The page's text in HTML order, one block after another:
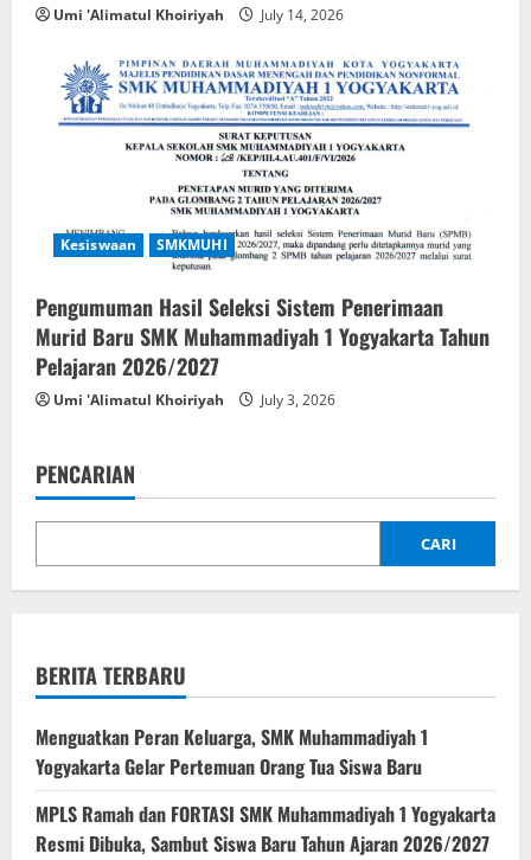
Umi 'Alimatul Khoiriyah July 14, 2026
Kesiswaan SMKMUHI
Pengumuman Hasil Seleksi Sistem Penerimaan
Murid Baru SMK Muhammadiyah 1 Yogyakarta Tahun
Pelajaran 2026/2027
Umi 'Alimatul Khoiriyah July 3, 2026
PENCARIAN
CARI
BERITA TERBARU
Menguatkan Peran Keluarga, SMK Muhammadiyah 1
Yogyakarta Gelar Pertemuan Orang Tua Siswa Baru
MPLS Ramah dan FORTASI SMK Muhammadiyah 1 Yogyakarta
Resmi Dibuka, Sambut Siswa Baru Tahun Ajaran 2026/2027